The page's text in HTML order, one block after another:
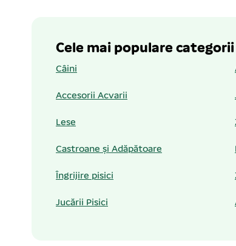
Cele mai populare
Câini
Accesorii Acvarii
Lese
Castroane și Adăpătoare
Îngrijire pisici
Jucării Pisici